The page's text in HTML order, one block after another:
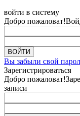
войти в систему
Добро пожаловат!
Вы забыли свой
Зарегистрироваться
Добро пожаловат!
записи